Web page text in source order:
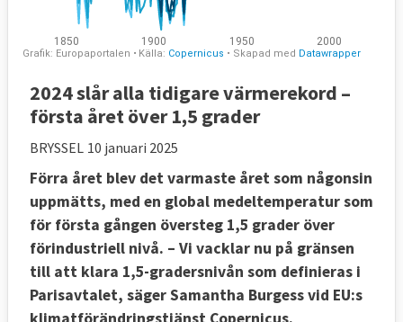
2024 slår alla tidigare värmerekord –
första året över 1,5 grader
BRYSSEL 10 januari 2025
Förra året blev det varmaste året som någonsin
uppmätts, med en global medeltemperatur som
för första gången översteg 1,5 grader över
förindustriell nivå. – Vi vacklar nu på gränsen
till att klara 1,5-gradersnivån som definieras i
Parisavtalet, säger Samantha Burgess vid EU:s